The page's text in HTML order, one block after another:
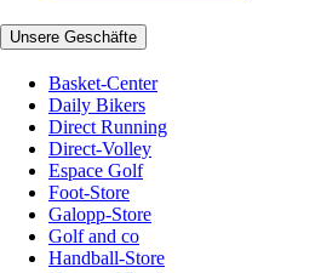
Unsere Geschäfte
Basket-Center
Daily Bikers
Direct Running
Direct-Volley
Espace Golf
Foot-Store
Galopp-Store
Golf and co
Handball-Store